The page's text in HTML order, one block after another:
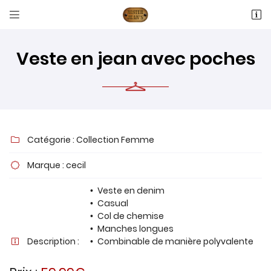
 
03 44 77 66 05
Recopier le code ci-contre
Rafraîchir le captcha
Veste en jean avec poches
 Catégorie : Collection Femme
 Marque : cecil
 Description :
Veste en denim
Casual
Col de chemise
Manches longues
Combinable de manière polyvalente